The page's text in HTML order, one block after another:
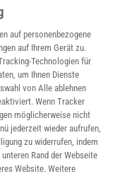
auf personenbezogene
auf Ihrem Gerät zu.
Technologien für
um Ihnen Dienste
von Alle ablehnen
Wenn Tracker
möglicherweise nicht
jederzeit wieder aufrufen,
zu widerrufen, indem
Rand der Webseite
Website. Weitere